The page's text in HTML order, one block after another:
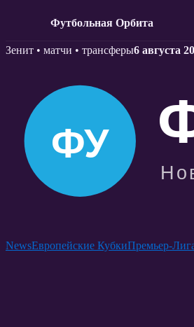
Футбольная Орбита
Skip
Зенит • матчи • трансферы6 августа
NewsЕвропейские КубкиПремьер-